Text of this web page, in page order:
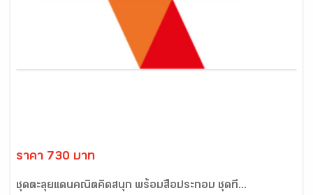
ราคา 730 บาท
ชุดตะลุยแดนคณิตคิดสนุก พร้อมสื่อประกอบ ชุดที่...